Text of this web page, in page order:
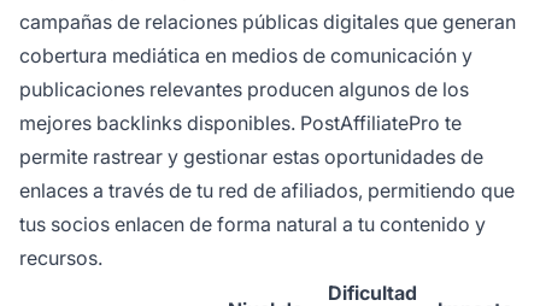
campañas de relaciones públicas digitales que generan
cobertura mediática en medios de comunicación y
publicaciones relevantes producen algunos de los
mejores backlinks disponibles. PostAffiliatePro te
permite rastrear y gestionar estas oportunidades de
enlaces a través de tu red de afiliados, permitiendo que
tus socios enlacen de forma natural a tu contenido y
recursos.
Dificultad